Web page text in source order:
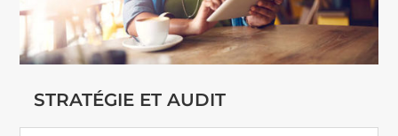
STRATÉGIE ET AUDIT